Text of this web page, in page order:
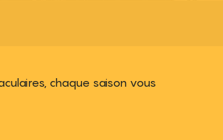
chaque saison vous